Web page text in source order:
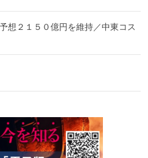
想２１５０億円を維持／中東コス